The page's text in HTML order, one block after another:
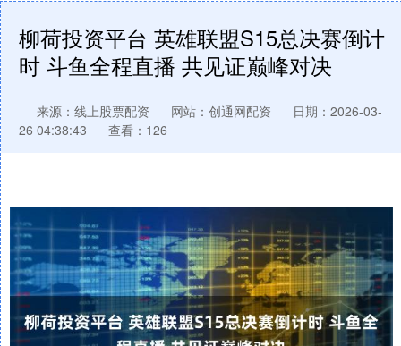
柳荷投资平台 英雄联盟S15总决赛倒计
时 斗鱼全程直播 共见证巅峰对决
来源：线上股票配资 网站：创通网配资
日期：2026-03-
26 04:38:43
查看：126